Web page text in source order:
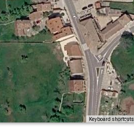
Keyboard shortcuts